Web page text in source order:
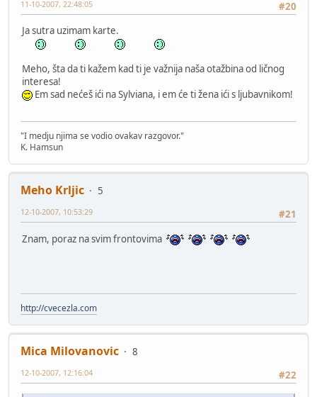
#20
11-10-2007, 22:48:05
Ja sutra uzimam karte.
Meho, šta da ti kažem kad ti je važnija naša otažbina od ličnog
interesa!
Em sad nećeš ići na Sylviana, i em će ti žena ići s ljubavnikom!
"I medju njima se vodio ovakav razgovor."
K. Hamsun
Meho Krljic
5
#21
12-10-2007, 10:53:29
Znam, poraz na svim frontovima
http://cvecezla.com
Mica Milovanovic
8
#22
12-10-2007, 12:16:04